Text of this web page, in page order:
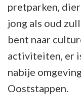
pretparken,
jong als oud
bent naar
activiteiten, er
nabije
Ooststappen.